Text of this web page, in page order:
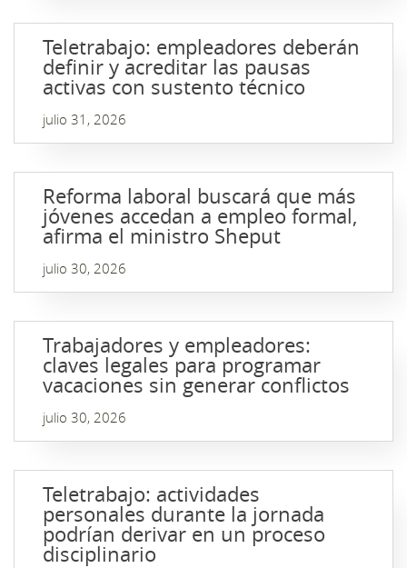
Teletrabajo: empleadores deberán
definir y acreditar las pausas
activas con sustento técnico
julio 31, 2026
Reforma laboral buscará que más
jóvenes accedan a empleo formal,
afirma el ministro Sheput
julio 30, 2026
Trabajadores y empleadores:
claves legales para programar
vacaciones sin generar conflictos
julio 30, 2026
Teletrabajo: actividades
personales durante la jornada
podrían derivar en un proceso
disciplinario